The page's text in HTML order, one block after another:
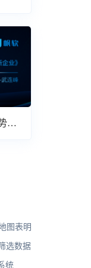
解
图表明
选数据
统